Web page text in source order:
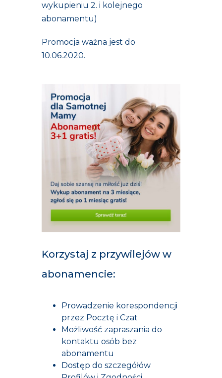
wykupieniu 2. i kolejnego
abonamentu)
Promocja ważna jest do
10.06.2020.
Korzystaj z przywilejów w
abonamencie:
Prowadzenie korespondencji
przez Pocztę i Czat
Możliwość zapraszania do
kontaktu osób bez
abonamentu
Dostęp do szczegółów